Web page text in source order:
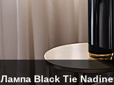
Лампа Black Tie Nadine